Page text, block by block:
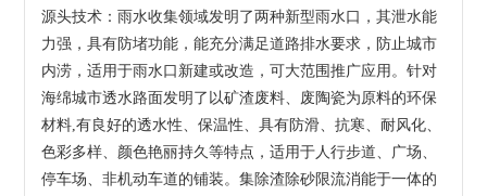
源头技术：雨水收集领域发明了两种新型雨水口，其泄水能
力强，具有防堵功能，能充分满足道路排水要求，防止城市
内涝，适用于雨水口新建或改造，可大范围推广应用。针对
海绵城市透水路面发明了以矿渣废料、废陶瓷为原料的环保
材料,有良好的透水性、保温性、具有防滑、抗寒、耐风化、
色彩多样、颜色艳丽持久等特点，适用于人行步道、广场、
停车场、非机动车道的铺装。集除渣除砂限流消能于一体的